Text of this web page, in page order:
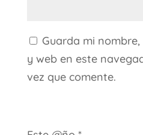
Guarda mi
y web en este
vez que comente.